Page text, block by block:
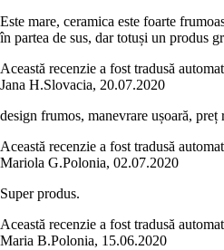
Este mare, ceramica este foarte
în partea de sus, dar totuși un produs
Această recenzie a fost tradusă
Jana H.Slovacia, 20.07.2020
design frumos, manevrare ușoară, preț
Această recenzie a fost tradusă
Mariola G.Polonia, 02.07.2020
Super produs.
Această recenzie a fost tradusă
Maria B.Polonia, 15.06.2020